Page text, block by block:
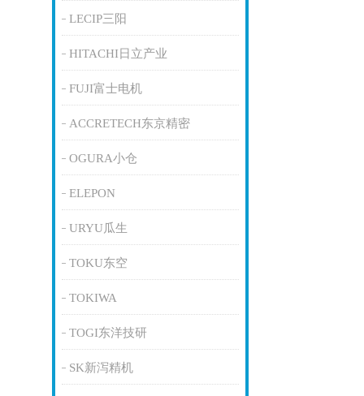
LECIP三阳
HITACHI日立产业
FUJI富士电机
ACCRETECH东京精密
OGURA小仓
ELEPON
URYU瓜生
TOKU东空
TOKIWA
TOGI东洋技研
SK新泻精机